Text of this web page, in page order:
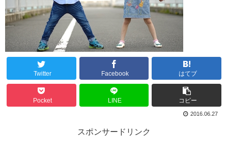
Twitter Facebook はてブ
Pocket LINE コピー
2016.06.27
スポンサードリンク